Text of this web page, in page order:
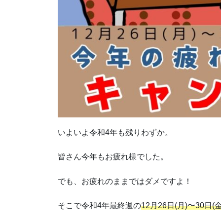
いよいよ令和4年も残りわずか。
皆さん今年もお疲れ様でした。
でも、お疲れのままではダメですよ！
そこで令和4年最終週の12月26日(月)〜30日(